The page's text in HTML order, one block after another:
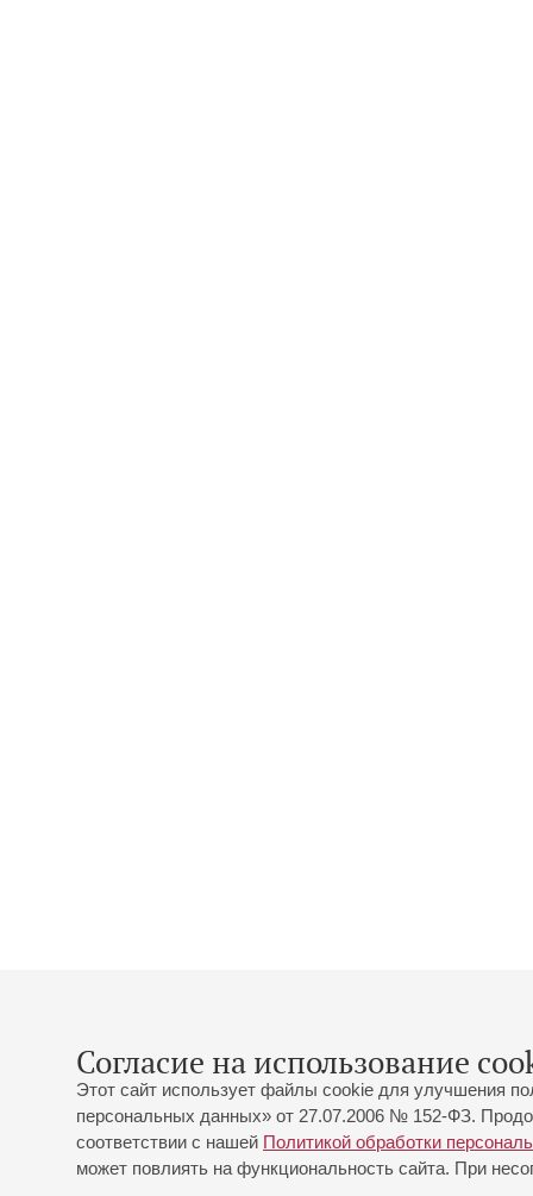
Согласие на использование
Этот сайт использует файлы cookie для улучшения
персональных данных» от 27.07.2006 № 152-ФЗ.
соответствии с нашей Политикой обработки
может повлиять на функциональность сайта. При